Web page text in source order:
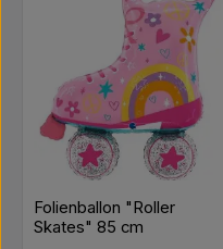
Folienballon "Roller
Skates" 85 cm